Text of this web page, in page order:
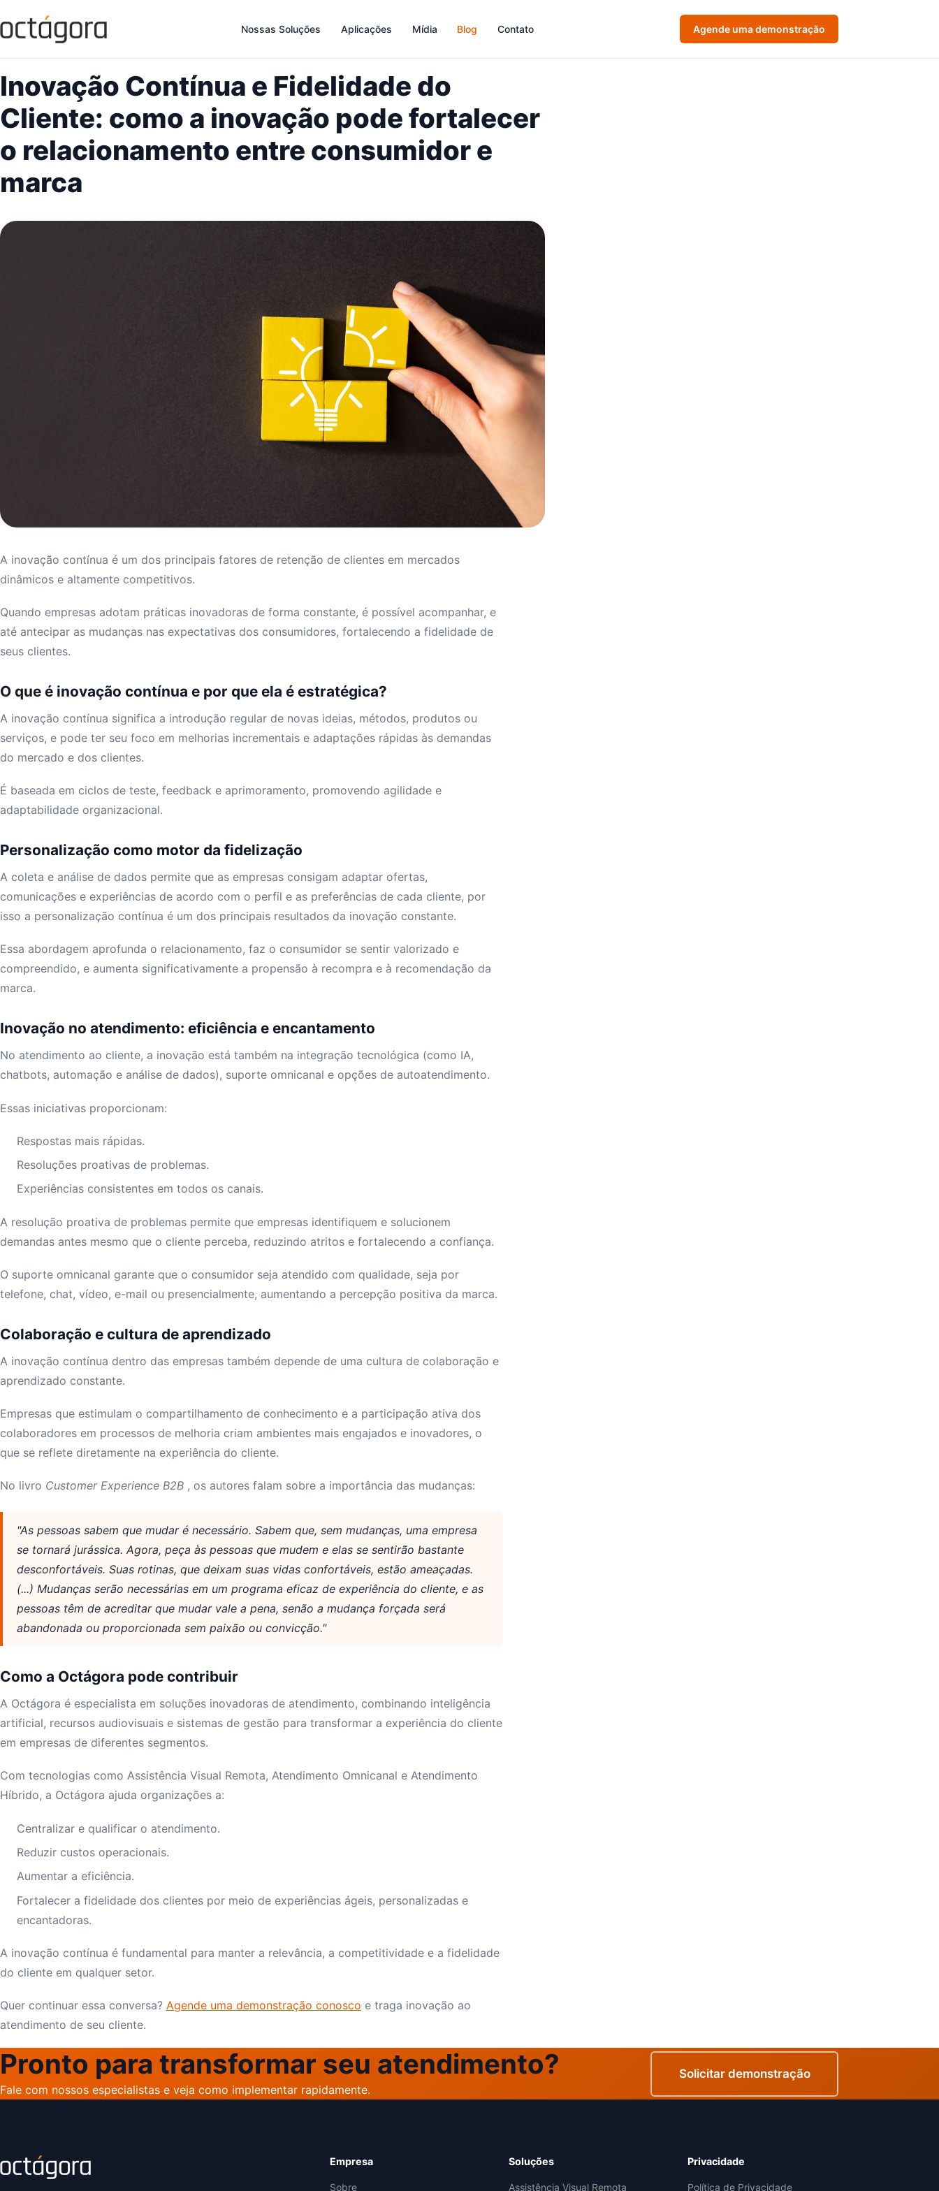
Nossas Soluções Aplicações Mídia Blog Contato Agende uma demonstração
ATENDIMENTO AO CLIENTE
Inovação Contínua e Fidelidade do
Cliente: como a inovação pode fortalecer
o relacionamento entre consumidor e
marca
A inovação contínua é um dos principais fatores de retenção de clientes em mercados
dinâmicos e altamente competitivos.
Quando empresas adotam práticas inovadoras de forma constante, é possível acompanhar, e
até antecipar as mudanças nas expectativas dos consumidores, fortalecendo a fidelidade de
seus clientes.
O que é inovação contínua e por que ela é estratégica?
A inovação contínua significa a introdução regular de novas ideias, métodos, produtos ou
serviços, e pode ter seu foco em melhorias incrementais e adaptações rápidas às demandas
do mercado e dos clientes.
É baseada em ciclos de teste, feedback e aprimoramento, promovendo agilidade e
adaptabilidade organizacional.
Personalização como motor da fidelização
A coleta e análise de dados permite que as empresas consigam adaptar ofertas,
comunicações e experiências de acordo com o perfil e as preferências de cada cliente, por
isso a personalização contínua é um dos principais resultados da inovação constante.
Essa abordagem aprofunda o relacionamento, faz o consumidor se sentir valorizado e
compreendido, e aumenta significativamente a propensão à recompra e à recomendação da
marca.
Inovação no atendimento: eficiência e encantamento
No atendimento ao cliente, a inovação está também na integração tecnológica (como IA,
chatbots, automação e análise de dados), suporte omnicanal e opções de autoatendimento.
Essas iniciativas proporcionam:
Respostas mais rápidas.
Resoluções proativas de problemas.
Experiências consistentes em todos os canais.
A resolução proativa de problemas permite que empresas identifiquem e solucionem
demandas antes mesmo que o cliente perceba, reduzindo atritos e fortalecendo a confiança.
O suporte omnicanal garante que o consumidor seja atendido com qualidade, seja por
telefone, chat, vídeo, e-mail ou presencialmente, aumentando a percepção positiva da marca.
Colaboração e cultura de aprendizado
A inovação contínua dentro das empresas também depende de uma cultura de colaboração e
aprendizado constante.
Empresas que estimulam o compartilhamento de conhecimento e a participação ativa dos
colaboradores em processos de melhoria criam ambientes mais engajados e inovadores, o
que se reflete diretamente na experiência do cliente.
No livro Customer Experience B2B , os autores falam sobre a importância das mudanças:
"As pessoas sabem que mudar é necessário. Sabem que, sem mudanças, uma empresa
se tornará jurássica. Agora, peça às pessoas que mudem e elas se sentirão bastante
desconfortáveis. Suas rotinas, que deixam suas vidas confortáveis, estão ameaçadas.
(...) Mudanças serão necessárias em um programa eficaz de experiência do cliente, e as
pessoas têm de acreditar que mudar vale a pena, senão a mudança forçada será
abandonada ou proporcionada sem paixão ou convicção."
Como a Octágora pode contribuir
A Octágora é especialista em soluções inovadoras de atendimento, combinando inteligência
artificial, recursos audiovisuais e sistemas de gestão para transformar a experiência do cliente
em empresas de diferentes segmentos.
Com tecnologias como Assistência Visual Remota, Atendimento Omnicanal e Atendimento
Híbrido, a Octágora ajuda organizações a:
Centralizar e qualificar o atendimento.
Reduzir custos operacionais.
Aumentar a eficiência.
Fortalecer a fidelidade dos clientes por meio de experiências ágeis, personalizadas e
encantadoras.
A inovação contínua é fundamental para manter a relevância, a competitividade e a fidelidade
do cliente em qualquer setor.
Quer continuar essa conversa? Agende uma demonstração conosco e traga inovação ao
atendimento de seu cliente.
Pronto para transformar seu atendimento?
Fale com nossos especialistas e veja como implementar rapidamente.
Solicitar demonstração
Empresa
Sobre
Soluções
Assistência Visual Remota
Privacidade
Política de Privacidade